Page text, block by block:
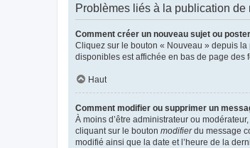
Problèmes liés à la publication de
Comment créer un nouveau sujet ou
Cliquez sur le bouton « Nouveau » depuis la
disponibles est affichée en bas de page des
Haut
Comment modifier ou supprimer un
À moins d’être administrateur ou
cliquant sur le bouton modifierdu message
modifié ainsi que la date et l’heure de la